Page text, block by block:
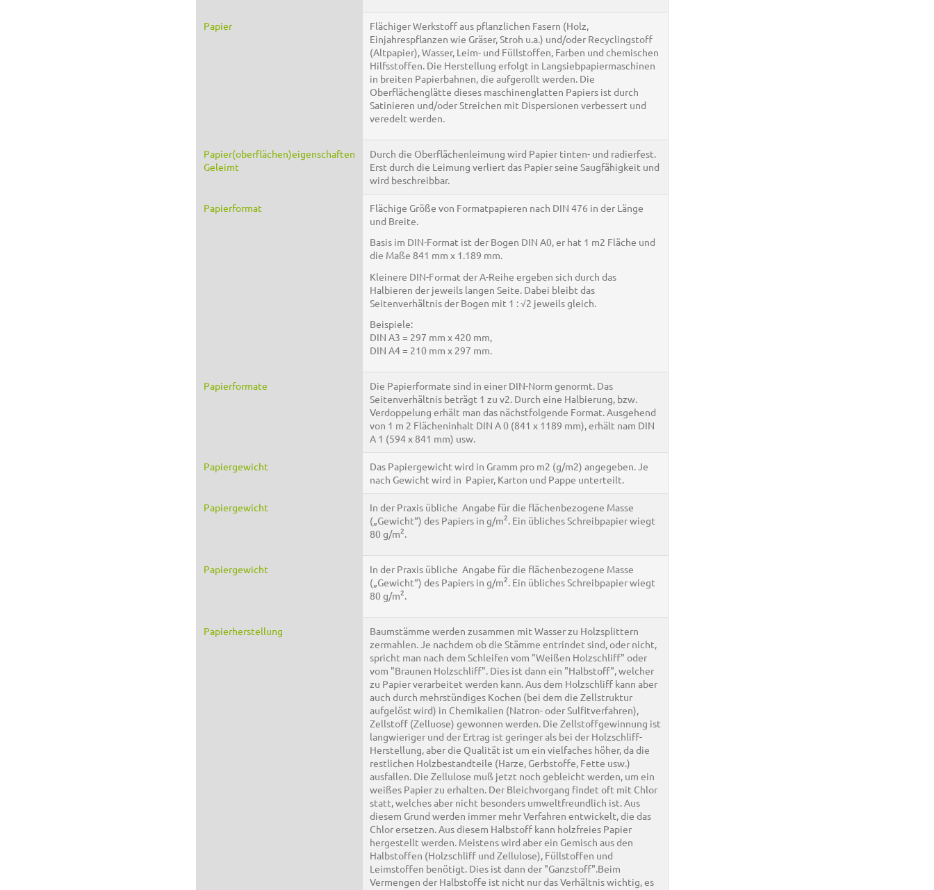
Papier
Flächiger Werkstoff aus pflanzlichen Fasern (Holz,
Einjahrespflanzen wie Gräser, Stroh u.a.) und/oder Recyclingstoff
(Altpapier), Wasser, Leim- und Füllstoffen, Farben und chemischen
Hilfsstoffen. Die Herstellung erfolgt in Langsiebpapiermaschinen
in breiten Papierbahnen, die aufgerollt werden. Die
Oberflächenglätte dieses maschinenglatten Papiers ist durch
Satinieren und/oder Streichen mit Dispersionen verbessert und
veredelt werden.
Papier(oberflächen)eigenschaften
Geleimt
Durch die Oberflächenleimung wird Papier tinten- und radierfest.
Erst durch die Leimung verliert das Papier seine Saugfähigkeit und
wird beschreibbar.
Papierformat
Flächige Größe von Formatpapieren nach DIN 476 in der Länge
und Breite.
Basis im DIN-Format ist der Bogen DIN A0, er hat 1 m2 Fläche und
die Maße 841 mm x 1.189 mm.
Kleinere DIN-Format der A-Reihe ergeben sich durch das
Halbieren der jeweils langen Seite. Dabei bleibt das
Seitenverhältnis der Bogen mit 1 : √2 jeweils gleich.
Beispiele:
DIN A3 = 297 mm x 420 mm,
DIN A4 = 210 mm x 297 mm.
Papierformate
Die Papierformate sind in einer DIN-Norm genormt. Das
Seitenverhältnis beträgt 1 zu v2. Durch eine Halbierung, bzw.
Verdoppelung erhält man das nächstfolgende Format. Ausgehend
von 1 m 2 Flächeninhalt DIN A 0 (841 x 1189 mm), erhält nam DIN
A 1 (594 x 841 mm) usw.
Papiergewicht
Das Papiergewicht wird in Gramm pro m2 (g/m2) angegeben. Je
nach Gewicht wird in Papier, Karton und Pappe unterteilt.
Papiergewicht
In der Praxis übliche Angabe für die flächenbezogene Masse
(„Gewicht“) des Papiers in g/m2. Ein übliches Schreibpapier wiegt
80 g/m2.
Papiergewicht
In der Praxis übliche Angabe für die flächenbezogene Masse
(„Gewicht“) des Papiers in g/m2. Ein übliches Schreibpapier wiegt
80 g/m2.
Papierherstellung
Baumstämme werden zusammen mit Wasser zu Holzsplittern
zermahlen. Je nachdem ob die Stämme entrindet sind, oder nicht,
spricht man nach dem Schleifen vom "Weißen Holzschliff" oder
vom "Braunen Holzschliff". Dies ist dann ein "Halbstoff", welcher
zu Papier verarbeitet werden kann. Aus dem Holzschliff kann aber
auch durch mehrstündiges Kochen (bei dem die Zellstruktur
aufgelöst wird) in Chemikalien (Natron- oder Sulfitverfahren),
Zellstoff (Zelluose) gewonnen werden. Die Zellstoffgewinnung ist
langwieriger und der Ertrag ist geringer als bei der Holzschliff-
Herstellung, aber die Qualität ist um ein vielfaches höher, da die
restlichen Holzbestandteile (Harze, Gerbstoffe, Fette usw.)
ausfallen. Die Zellulose muß jetzt noch gebleicht werden, um ein
weißes Papier zu erhalten. Der Bleichvorgang findet oft mit Chlor
statt, welches aber nicht besonders umweltfreundlich ist. Aus
diesem Grund werden immer mehr Verfahren entwickelt, die das
Chlor ersetzen. Aus diesem Halbstoff kann holzfreies Papier
hergestellt werden. Meistens wird aber ein Gemisch aus den
Halbstoffen (Holzschliff und Zellulose), Füllstoffen und
Leimstoffen benötigt. Dies ist dann der "Ganzstoff".Beim
Vermengen der Halbstoffe ist nicht nur das Verhältnis wichtig, es